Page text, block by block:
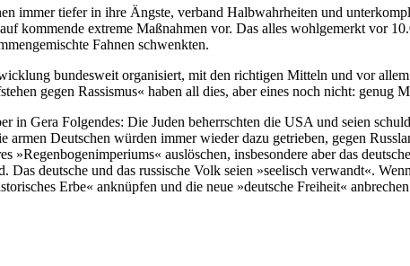
immer tiefer in ihre Ängste, verband Halbwahrheiten und
kommende extreme Maßnahmen vor. Das alles wohlgemerkt vor
Fahnen schwenkten.
bundesweit organisiert, mit den richtigen Mitteln und vor
gegen Rassismus« haben all dies, aber eines noch nicht: genug
in Gera Folgendes: Die Juden beherrschten die USA und seien
Deutschen würden immer wieder dazu getrieben, gegen
auslöschen, insbesondere aber das
deutsche und das russische Volk seien »seelisch verwandt«.
Erbe« anknüpfen und die neue »deutsche Freiheit« anbrechen